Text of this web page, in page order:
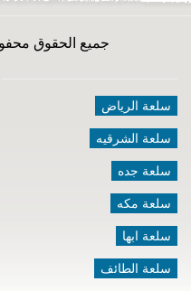
جميع الحقوق
سلعة الرياض
سلعة الشرقيه
سلعة جده
سلعة مكه
سلعة ابها
سلعة الطائف